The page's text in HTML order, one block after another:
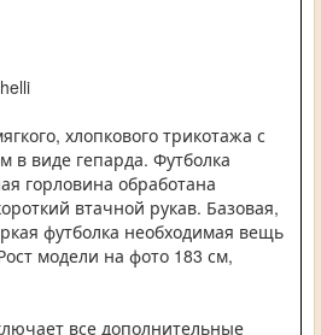
хлопкового трикотажа с
в виде гепарда. Футболка
горловина обработана
втачной рукав. Базовая,
футболка необходимая вещь
модели на фото 183 см,
все дополнительные